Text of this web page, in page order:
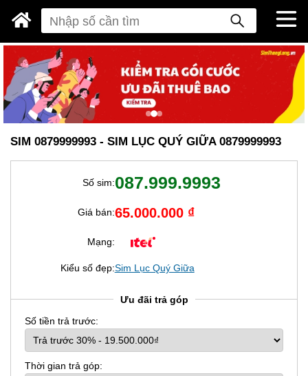
SIM 0879999993 - SIM LỤC QUÝ GIỮA 0879999993
Số sim:087.999.9993
Giá bán:65.000.000 ₫
Mạng:
Kiểu số đẹp:Sim Lục Quý Giữa
Ưu đãi trả góp
Số tiền trả trước:
Thời gian trả góp: